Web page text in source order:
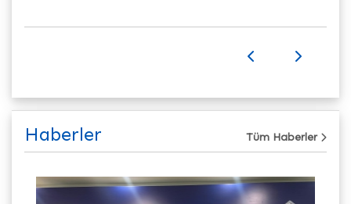
Haberler Tüm Haberler